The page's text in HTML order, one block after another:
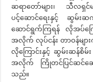
ဆရာတော်များ၊ သီလရှင်
ပင့်ဆောင်ရေးနှင့် ဆွမ်း
ဆောင်ရွက်ကြရန် လိုအပ်ကြ
အလိုက် လုပ်ငန်း တာဝန်များ
လိုကြောင်းနှင့် ဆွမ်းဆန်စိမ်
အလိုက် ကြိုတင်ပြင်ဆင်ဆော
သည်။